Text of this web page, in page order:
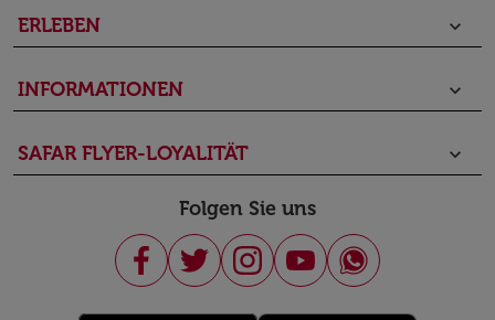
ERLEBEN keyboard_arrow_down
INFORMATIONEN keyboard_arrow_down
SAFAR FLYER-LOYALITÄT keyboard_arrow_down
Folgen Sie uns